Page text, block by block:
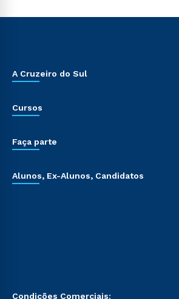
A Cruzeiro do Sul
Cursos
Faça parte
Alunos, Ex-Alunos, Candidatos
Condições Comerciais: